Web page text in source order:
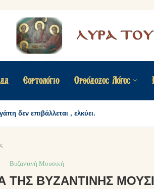
Εορτολόγιο Ορθόδοξος Λόγος
αργείς;
Βυζαντινή Μουσική
ΤΗΣ ΒΥΖΑΝΤΙΝΉΣ